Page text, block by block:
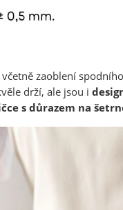
včetně zaoblení
drží, ale jsou i
s důrazem na